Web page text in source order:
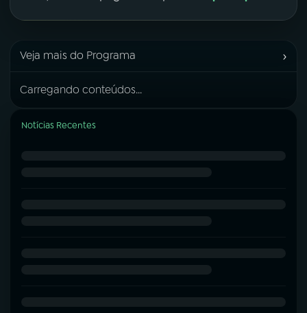
Veja mais do Programa ›
Carregando conteúdos...
Notícias Recentes